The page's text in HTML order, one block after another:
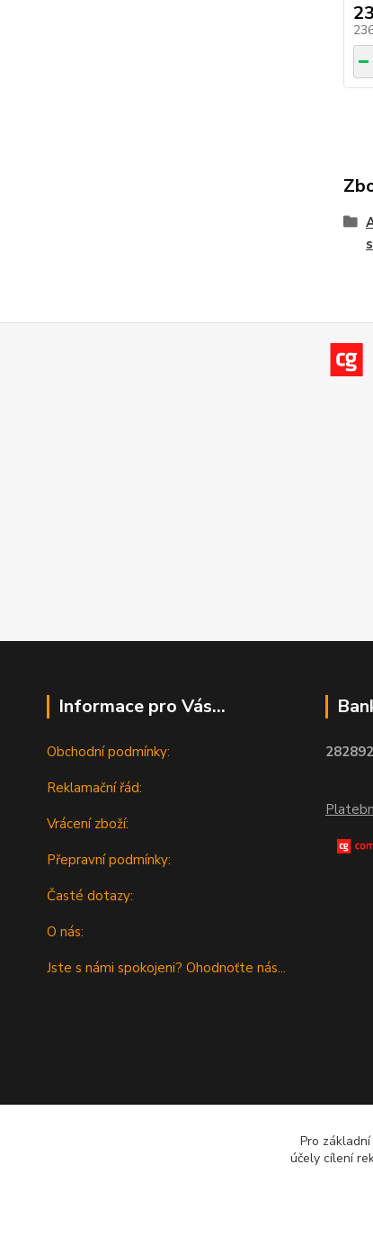
Informace pro Vás...
Obchodní podmínky:
Reklamační řád:
Vrácení zboží:
Přepravní podmínky:
Časté dotazy:
O nás:
Jste s námi spokojeni? Ohodnoťte nás...
Pro
účely cílení